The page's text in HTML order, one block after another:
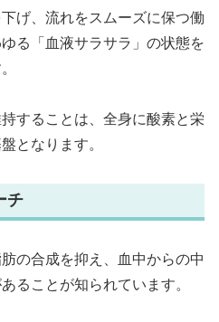
げ、流れをスムーズに保つ働
る「血液サラサラ」の状態を
することは、全身に酸素と栄
となります。
チ
の合成を抑え、血中からの中
ることが知られています。